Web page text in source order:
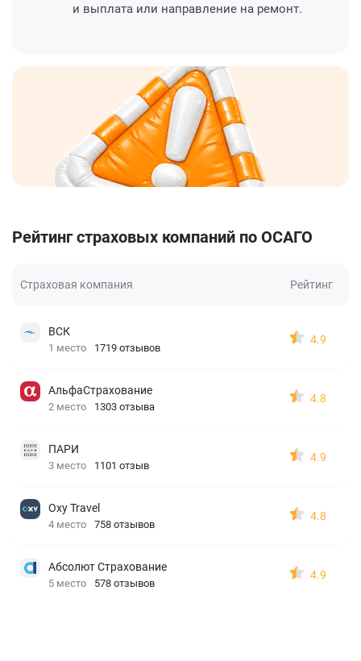
и выплата или направление на ремонт.
Рейтинг страховых компаний по ОСАГО
Страховая компания Рейтинг
ВСК
1 место 1719 отзывов
4.9
АльфаСтрахование
2 место 1303 отзыва
4.8
ПАРИ
3 место 1101 отзыв
4.9
Oxy Travel
4 место 758 отзывов
4.8
Абсолют Страхование
5 место 578 отзывов
4.9